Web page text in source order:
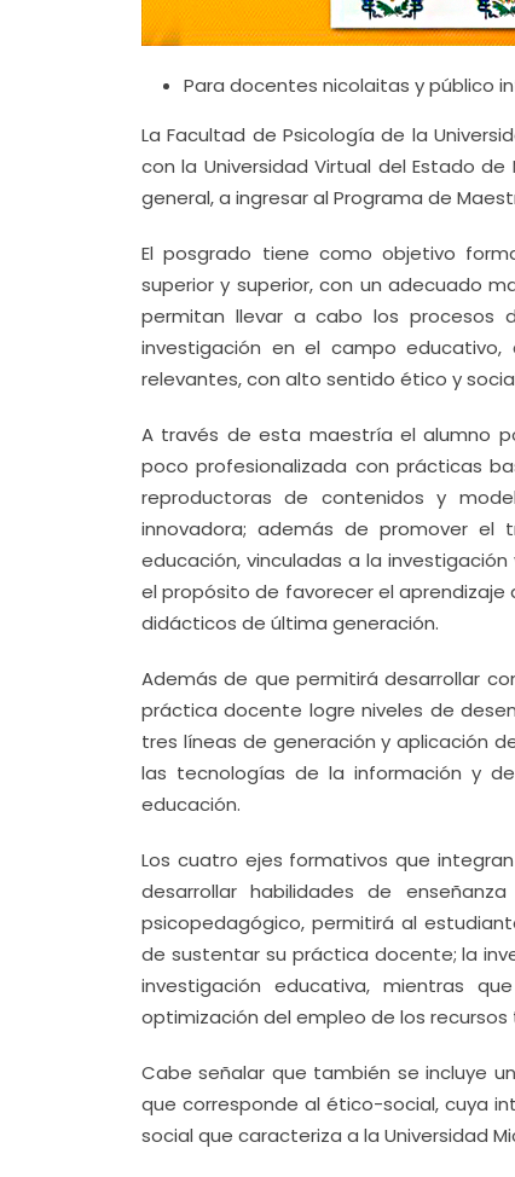
Para docentes nicolaitas y público
La Facultad de Psicología de la
con la Universidad Virtual del Estado
general, a ingresar al Programa de
El posgrado tiene como objetivo
superior y superior, con un adecuado
permitan llevar a cabo los procesos
investigación en el campo
relevantes, con alto sentido ético y
A través de esta maestría el alumno
poco profesionalizada con prácticas
reproductoras de contenidos y
innovadora; además de promover
educación, vinculadas a la
el propósito de favorecer el
didácticos de última generación.
Además de que permitirá desarrollar
práctica docente logre niveles de
tres líneas de generación y aplicación
las tecnologías de la información y
educación.
Los cuatro ejes formativos que
desarrollar habilidades de
psicopedagógico, permitirá al
de sustentar su práctica docente; la
investigación educativa, mientras
optimización del empleo de los
Cabe señalar que también se incluye
que corresponde al ético-social, cuya
social que caracteriza a la Universidad